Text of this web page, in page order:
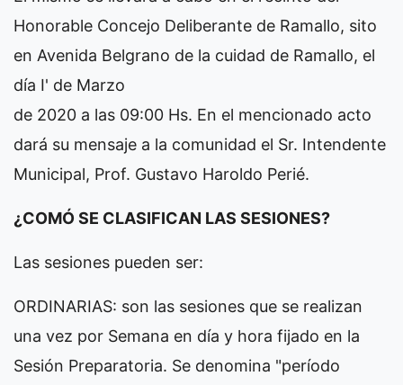
Honorable Concejo Deliberante de Ramallo, sito
en Avenida Belgrano de la cuidad de Ramallo, el
día I' de Marzo
de 2020 a las 09:00 Hs. En el mencionado acto
dará su mensaje a la comunidad el Sr. Intendente
Municipal, Prof. Gustavo Haroldo Perié.
¿COMÓ SE CLASIFICAN LAS SESIONES?
Las sesiones pueden ser:
ORDINARIAS: son las sesiones que se realizan
una vez por Semana en día y hora fijado en la
Sesión Preparatoria. Se denomina "período